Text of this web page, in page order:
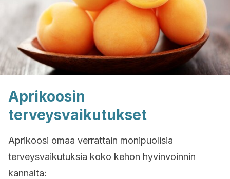
Aprikoosin
terveysvaikutukset
Aprikoosi omaa verrattain monipuolisia
terveysvaikutuksia koko kehon hyvinvoinnin
kannalta: